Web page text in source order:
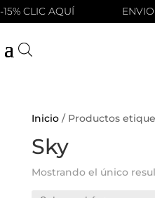
CLIC AQUÍ
Inicio/ Productos
Sky
Mostrando el único